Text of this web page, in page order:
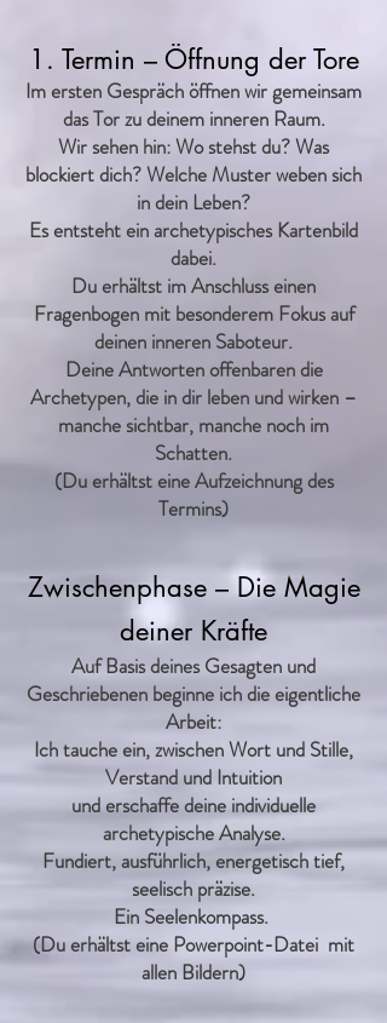
1. Termin – Öffnung der Tore
Im ersten Gespräch öffnen wir gemeinsam
das Tor zu deinem inneren Raum.
Wir sehen hin: Wo stehst du? Was
blockiert dich? Welche Muster weben sich
in dein Leben?
Es entsteht ein archetypisches Kartenbild
dabei.
Du erhältst im Anschluss einen
Fragenbogen mit besonderem Fokus auf
deinen inneren Saboteur.
Deine Antworten offenbaren die
Archetypen, die in dir leben und wirken –
manche sichtbar, manche noch im
Schatten.
(Du erhältst eine Aufzeichnung des
Termins)
Zwischenphase – Die Magie
deiner Kräfte
Auf Basis deines Gesagten und
Geschriebenen beginne ich die eigentliche
Arbeit:
Ich tauche ein, zwischen Wort und Stille,
Verstand und Intuition
und erschaffe deine individuelle
archetypische Analyse.
Fundiert, ausführlich, energetisch tief,
seelisch präzise.
Ein Seelenkompass.
(Du erhältst eine Powerpoint-Datei mit
allen Bildern)